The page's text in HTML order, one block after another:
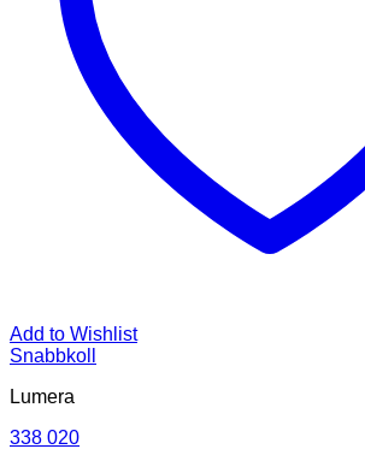
Add to Wishlist
Snabbkoll
Lumera
338 020